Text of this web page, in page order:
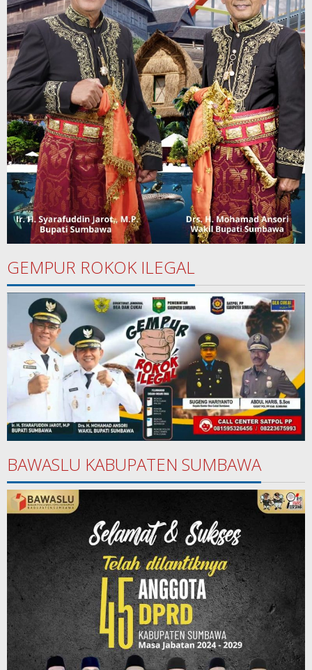
GEMPUR ROKOK ILEGAL
BAWASLU KABUPATEN SUMBAWA